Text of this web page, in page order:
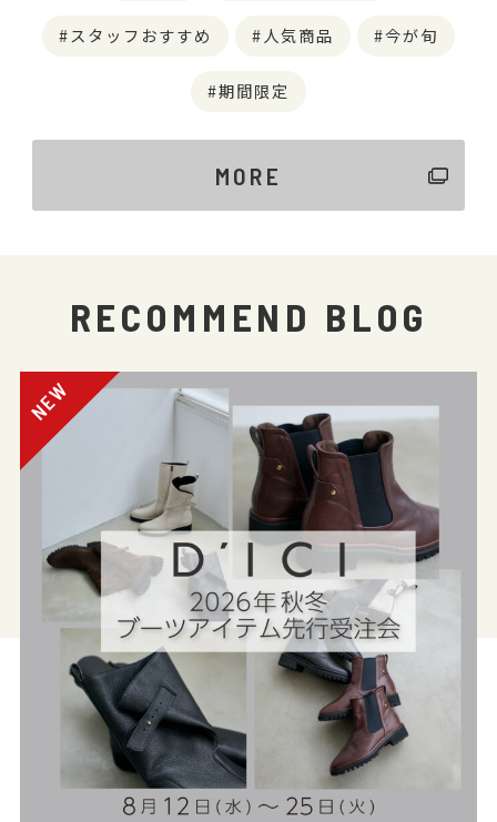
スタッフおすすめ 人気商品 今が旬
期間限定
MORE
RECOMMEND BLOG